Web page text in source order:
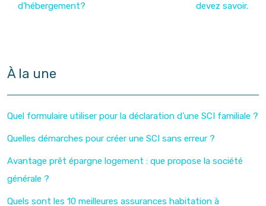
d’hébergement?
devez savoir.
À la une
Quel formulaire utiliser pour la déclaration d’une SCI familiale ?
Quelles démarches pour créer une SCI sans erreur ?
Avantage prêt épargne logement : que propose la société
générale ?
Quels sont les 10 meilleures assurances habitation à